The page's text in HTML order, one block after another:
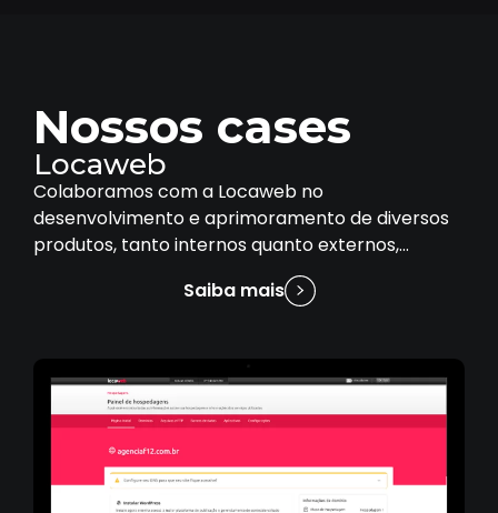
Nossos cases
Locaweb
Colaboramos com a Locaweb no
desenvolvimento e aprimoramento de diversos
produtos, tanto internos quanto externos,
contribuindo para a inovação e evolução de suas
Saiba mais